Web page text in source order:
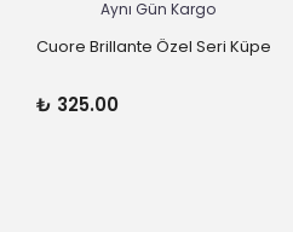
Aynı Gün Kargo
Cuore Brillante Özel Seri Küpe
₺ 325.00